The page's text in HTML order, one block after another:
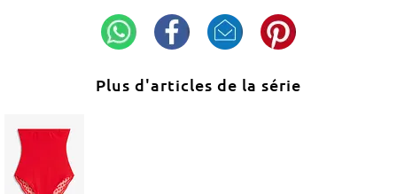
Plus d'articles de la série